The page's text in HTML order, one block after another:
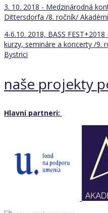
3. 10. 2018 - Medzinárodná
Dittersdorfa /8. ročník/
4-6.10. 2018, BASS
kurzy, semináre a koncerty /9.
Bystrici
naše projekty
Hlavní partneri: